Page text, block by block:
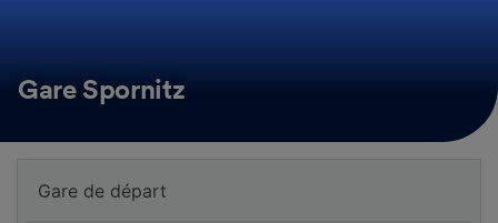
Gare Spornitz